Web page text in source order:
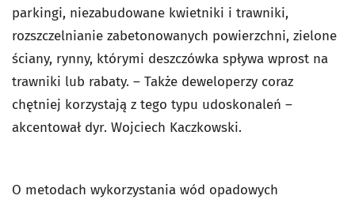
parkingi, niezabudowane kwietniki i trawniki,
rozszczelnianie zabetonowanych powierzchni, zielone
ściany, rynny, którymi deszczówka spływa wprost na
trawniki lub rabaty. – Także deweloperzy coraz
chętniej korzystają z tego typu udoskonaleń –
akcentował dyr. Wojciech Kaczkowski.
O metodach wykorzystania wód opadowych